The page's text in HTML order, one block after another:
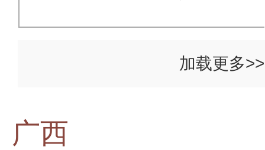
加载更多>>
广西